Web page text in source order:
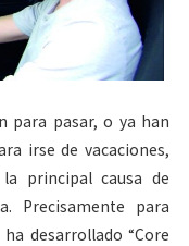
para pasar, o ya han
irse de vacaciones,
principal causa de
Precisamente para
desarrollado “Core